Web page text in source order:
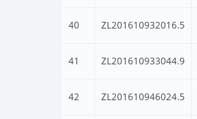
40 ZL201610932016.5
41 ZL201610933044.9
42 ZL201610946024.5